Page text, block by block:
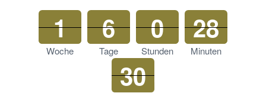
1
Woche
6
Tage
0
Stunden
28
Minuten
30